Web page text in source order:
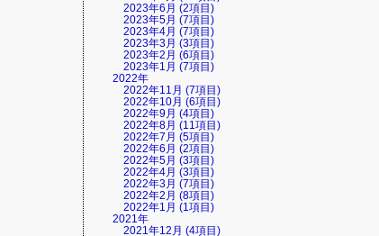
2023年6月 (2項目)
2023年5月 (7項目)
2023年4月 (7項目)
2023年3月 (3項目)
2023年2月 (6項目)
2023年1月 (7項目)
2022年
2022年11月 (7項目)
2022年10月 (6項目)
2022年9月 (4項目)
2022年8月 (11項目)
2022年7月 (5項目)
2022年6月 (2項目)
2022年5月 (3項目)
2022年4月 (3項目)
2022年3月 (7項目)
2022年2月 (8項目)
2022年1月 (1項目)
2021年
2021年12月 (4項目)